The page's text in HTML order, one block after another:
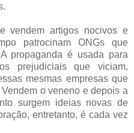
vendem artigos nocivos e
patrocinam ONGs que
propaganda é usada para
prejudiciais que viciam,
mesmas empresas que
o veneno e depois a
surgem ideias novas de
entretanto, é cada vez